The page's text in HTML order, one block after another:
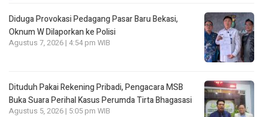
Diduga Provokasi Pedagang Pasar Baru Bekasi,
Oknum W Dilaporkan ke Polisi
Agustus 7, 2026 | 4:54 pm WIB
Dituduh Pakai Rekening Pribadi, Pengacara MSB
Buka Suara Perihal Kasus Perumda Tirta Bhagasasi
Agustus 5, 2026 | 5:05 pm WIB